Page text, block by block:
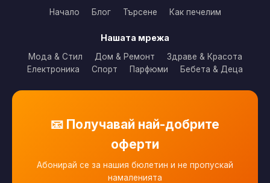
Начало Блог Търсене Как печелим
Нашата мрежа
Мода & Стил Дом & Ремонт
Здраве & Красота
Електроника
Спорт Парфюми Бебета & Деца
📧 Получавай най-добрите
оферти
Абонирай се за нашия бюлетин и не пропускай
намаленията